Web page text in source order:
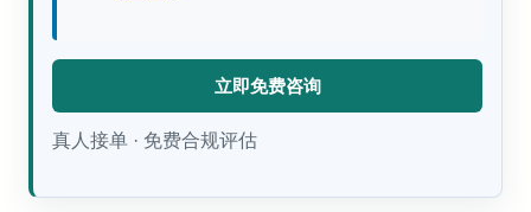
立即免费咨询
真人接单 · 免费合规评估